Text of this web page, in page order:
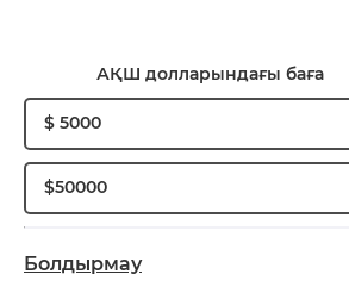
АҚШ долларындағы баға
$ 5000
$50000
Болдырмау